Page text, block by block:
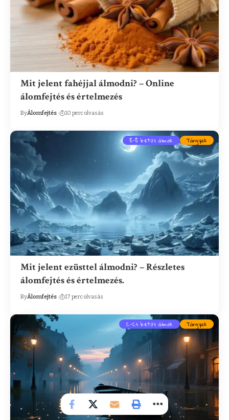
Mit jelent fahéjjal álmodni? – Online
álomfejtés és értelmezés
ByÁlomfejtés 10 perc olvasás
E-É betűs álmok Tárgyak
Mit jelent ezüsttel álmodni? – Részletes
álomfejtés és értelmezés.
ByÁlomfejtés 17 perc olvasás
C-Cs betűs álmok Tárgyak